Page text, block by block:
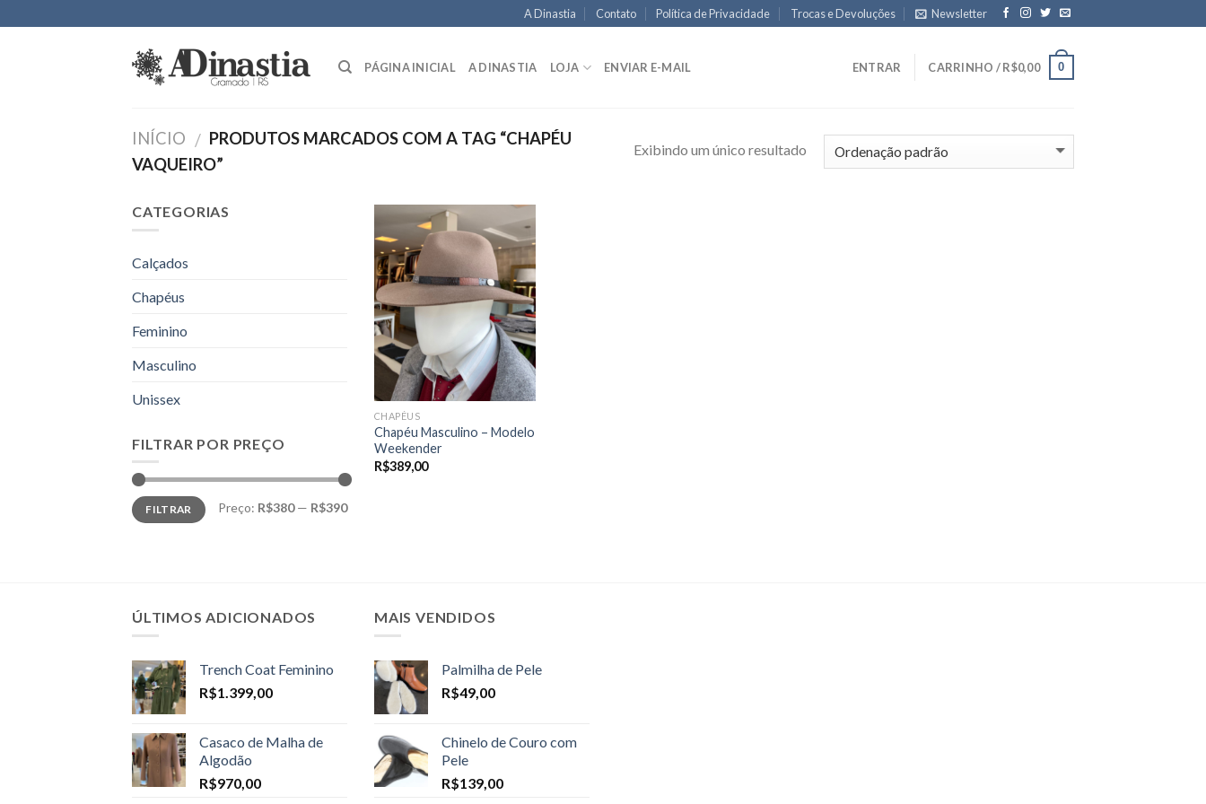
to
A Dinastia Contato Política de Privacidade Trocas e Devoluções Newsletter
PÁGINA INICIAL A DINASTIA LOJA ENVIAR E-MAIL ENTRAR CARRINHO /R$0,00 0
INÍCIO / PRODUTOS MARCADOS COM A TAG “CHAPÉU
VAQUEIRO”
Exibindo um único resultado
CATEGORIAS
Calçados
Chapéus
Feminino
Masculino
Unissex
FILTRAR POR PREÇO
Preço
mínimo
Preço
máximo
FILTRAR Preço: R$380— R$390
CHAPÉUS
Chapéu Masculino – Modelo
Weekender
R$389,00
ÚLTIMOS ADICIONADOS
Trench Coat Feminino
R$1.399,00
Casaco de Malha de
Algodão
R$970,00
MAIS VENDIDOS
Palmilha de Pele
R$49,00
Chinelo de Couro com
Pele
R$139,00